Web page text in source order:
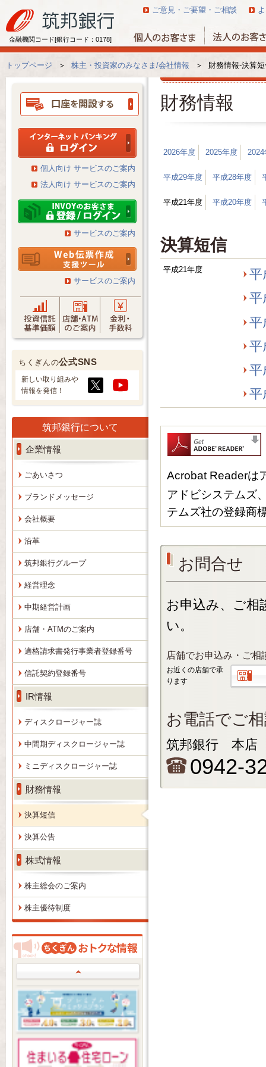
金融機関コード[銀行コード：0178]
ご意見・ご要望・ご相談
トップページ ＞ 株主・投資家のみなさま/会社情報 ＞ 財務情報-決算
個人向け サービスのご案内
法人向け サービスのご案内
サービスのご案内
サービスのご案内
ちくぎんの公式SNS
新しい取り組みや
情報を発信！
筑邦銀行について
企業情報
ごあいさつ
ブランドメッセージ
会社概要
沿革
筑邦銀行グループ
経営理念
中期経営計画
店舗・ATMのご案内
適格請求書発行事業者登録番号
信託契約登録番号
IR情報
ディスクロージャー誌
中間期ディスクロージャー誌
ミニディスクロージャー誌
財務情報
決算短信
決算公告
株式情報
株主総会のご案内
株主優待制度
財務情報
2026年度 2025年度
平成29年度 平成28年度
平成21年度 平成20年度
決算短信
平成21年度
平
平
平
平
平
Acrobat Readerは
アドビシステムズ
テムズ社の登録商
お問合せ
お申込み、ご相
い。
店舗でお申込み・ご相
お近くの店舗で承
ります
お電話でご
筑邦銀行 本店
0942-